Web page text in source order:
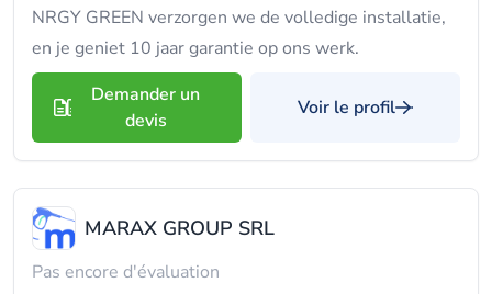
NRGY GREEN verzorgen we de volledige installatie,
en je geniet 10 jaar garantie op ons werk.
Demander un
devis
Voir le profil
MARAX GROUP SRL
Pas encore d'évaluation